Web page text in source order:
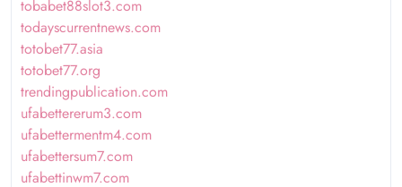
tobabet88slot3.com
todayscurrentnews.com
totobet77.asia
totobet77.org
trendingpublication.com
ufabettererum3.com
ufabettermentm4.com
ufabettersum7.com
ufabettinwm7.com